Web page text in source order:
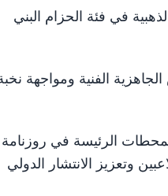
في فئة الحزام البني
الفنية ومواجهة
الرئيسة في روزنامة
وتعزيز الانتشار الدولي